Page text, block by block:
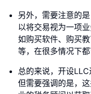
另外，需要注意的
以将交易视为一项
如购买软件、购买
等，在很多情况下都
总的来说，开设LLC
但需要强调的是，